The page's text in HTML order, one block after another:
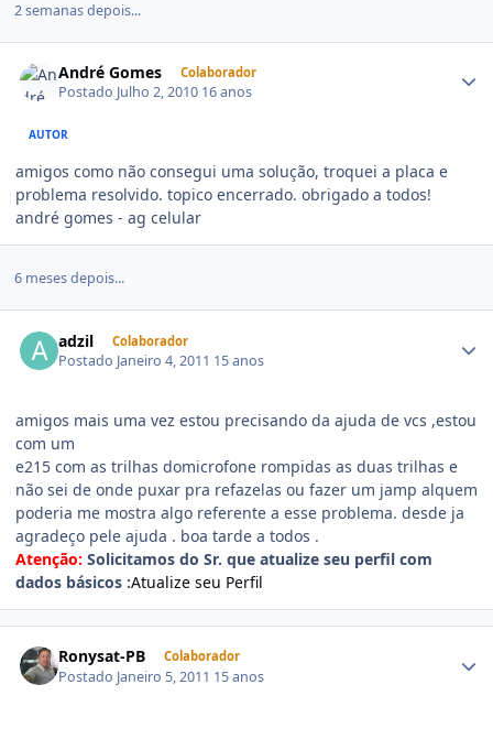
2 semanas depois...
André Gomes Colaborador
Postado Julho 2, 2010 16 anos
AUTOR
amigos como não consegui uma solução, troquei a placa e
problema resolvido. topico encerrado. obrigado a todos!
andré gomes - ag celular
6 meses depois...
adzil Colaborador
Postado Janeiro 4, 2011 15 anos
amigos mais uma vez estou precisando da ajuda de vcs ,estou
com um
e215 com as trilhas domicrofone rompidas as duas trilhas e
não sei de onde puxar pra refazelas ou fazer um jamp alquem
poderia me mostra algo referente a esse problema. desde ja
agradeço pele ajuda . boa tarde a todos .
Atenção: Solicitamos do Sr. que atualize seu perfil com
dados básicos :Atualize seu Perfil
Ronysat-PB Colaborador
Postado Janeiro 5, 2011 15 anos